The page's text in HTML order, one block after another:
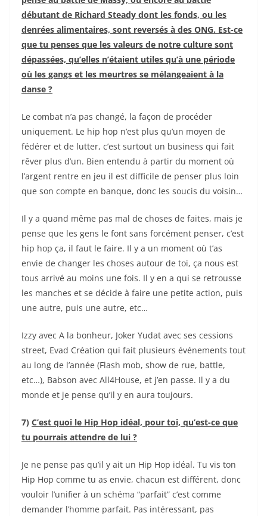
débutant de Richard Steady dont les fonds, ou les
denrées alimentaires, sont reversés à des ONG. Est-ce
que tu penses que les valeurs de notre culture sont
dépassées, qu’elles n’étaient utiles qu’à une période
où les gangs et les meurtres se mélangeaient à la
danse ?
Le combat n’a pas changé, la façon de procéder
uniquement. Le hip hop n’est plus qu’un moyen de
fédérer et de lutter, c’est surtout un business qui fait
rêver plus d’un. Bien entendu à partir du moment où
l’argent rentre en jeu il est difficile de penser plus loin
que son compte en banque, donc les soucis du voisin…
Il y a quand même pas mal de choses de faites, mais je
pense que les gens le font sans forcément penser, c’est
hip hop ça, il faut le faire. Il y a un moment où t’as
envie de changer les choses autour de toi, ça nous est
tous arrivé au moins une fois. Il y en a qui se retrousse
les manches et se décide à faire une petite action, puis
une autre, puis une autre, etc…
Izzy avec A la bonheur, Joker Yudat avec ses cessions
street, Evad Création qui fait plusieurs événements tout
au long de l’année (Flash mob, show de rue, battle,
etc…), Babson avec All4House, et j’en passe. Il y a du
monde et je pense qu’il y en aura toujours.
7) C’est quoi le Hip Hop idéal, pour toi, qu’est-ce que
tu pourrais attendre de lui ?
Je ne pense pas qu’il y ait un Hip Hop idéal. Tu vis ton
Hip Hop comme tu as envie, chacun est différent, donc
vouloir l’unifier à un schéma “parfait” c’est comme
demander l’homme parfait. Pas intéressant, pas